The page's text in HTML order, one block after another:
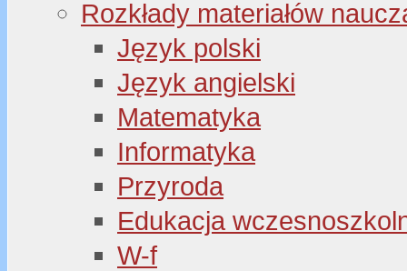
Rozkłady materiałów
Język polski
Język angielski
Matematyka
Informatyka
Przyroda
Edukacja
W-f